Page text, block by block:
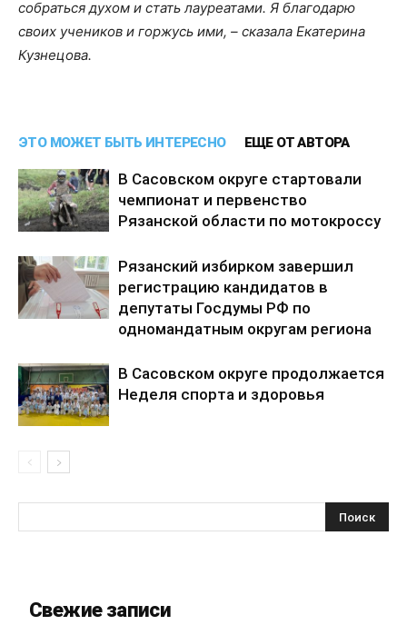
собраться духом и стать лауреатами. Я благодарю
своих учеников и горжусь ими, – сказала Екатерина
Кузнецова.
ЭТО МОЖЕТ БЫТЬ ИНТЕРЕСНО ЕЩЕ ОТ АВТОРА
В Сасовском округе стартовали
чемпионат и первенство
Рязанской области по мотокроссу
Рязанский избирком завершил
регистрацию кандидатов в
депутаты Госдумы РФ по
одномандатным округам региона
В Сасовском округе продолжается
Неделя спорта и здоровья
Свежие записи